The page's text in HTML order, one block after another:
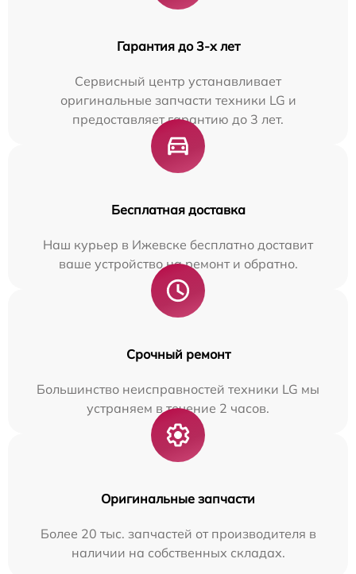
Гарантия до 3-х лет
Сервисный центр устанавливает
оригинальные запчасти техники LG и
предоставляет гарантию до 3 лет.
Бесплатная доставка
Наш курьер в Ижевске бесплатно доставит
ваше устройство на ремонт и обратно.
Срочный ремонт
Большинство неисправностей техники LG мы
устраняем в течение 2 часов.
Оригинальные запчасти
Более 20 тыс. запчастей от производителя в
наличии на собственных складах.